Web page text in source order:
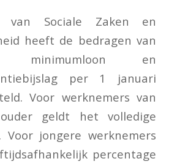
van Sociale Zaken en
heeft de bedragen van
en
per 1 januari
Voor werknemers van
geldt het volledige
Voor jongere werknemers
percentage